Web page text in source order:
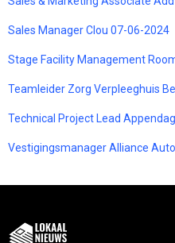
Sales Manager Clou 07-06-2024
Stage Facility Management
Teamleider Zorg Verpleeghuis
Technical Project Lead
Vestigingsmanager Alliance